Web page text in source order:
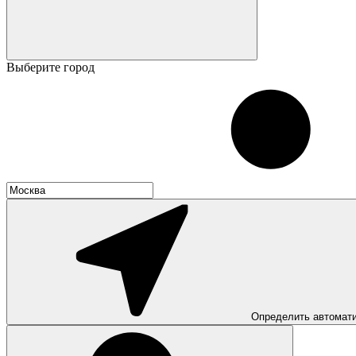
Выберите город
Определить